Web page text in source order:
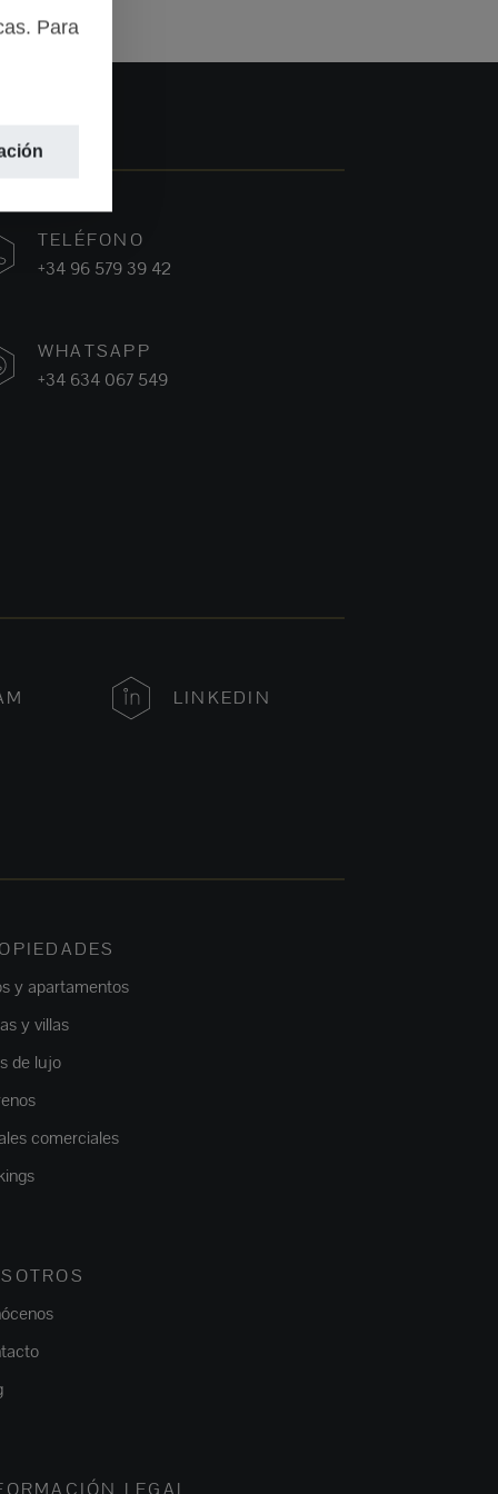
Para
TELÉFONO
+34 96 579 39 42
WHATSAPP
+34 634 067 549
LINKEDIN
y apartamentos
y villas
de lujo
comerciales
LEGAL